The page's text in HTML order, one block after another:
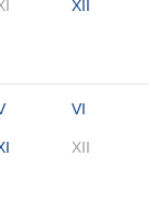
XII
VI
XII